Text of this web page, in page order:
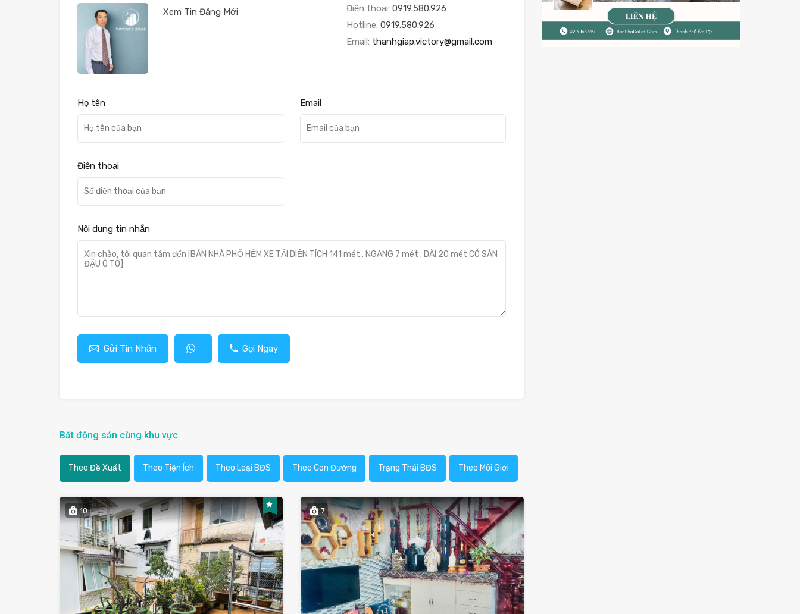
Xem Tin Đăng Mới Điện thoại: 0919.580.926
Hotline: 0919.580.926
Email: thanhgiap.victory@gmail.com
Họ tên Email
Điện thoại
Nội dung tin nhắn
Gửi Tin Nhắn Gọi Ngay
Bất động sản cùng khu vực
Theo Đề Xuất Theo Tiện Ích Theo Loại BĐS Theo Con Đường Trạng Thái BĐS Theo Môi Giới
10 7